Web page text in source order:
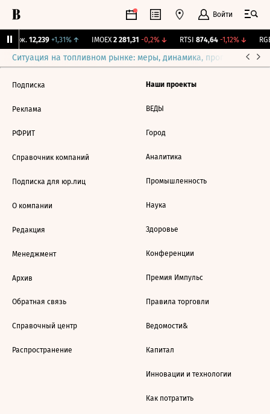
Войти
Бирж. 12,239 +1,31%↑ IMOEX 2 281,31 -0,2%↓ RTSI 874,64 -1,12%↓
Ситуация на топливном рынке: меры, динамика, прогнозы
Подписка
Реклама
РФРИТ
Справочник компаний
Подписка для юр.лиц
О компании
Редакция
Менеджмент
Архив
Обратная связь
Справочный центр
Распространение
Наши проекты
ВЕДЫ
Город
Аналитика
Промышленность
Наука
Здоровье
Конференции
Премия Импульс
Правила торговли
Ведомости&
Капитал
Инновации и технологии
Как потратить